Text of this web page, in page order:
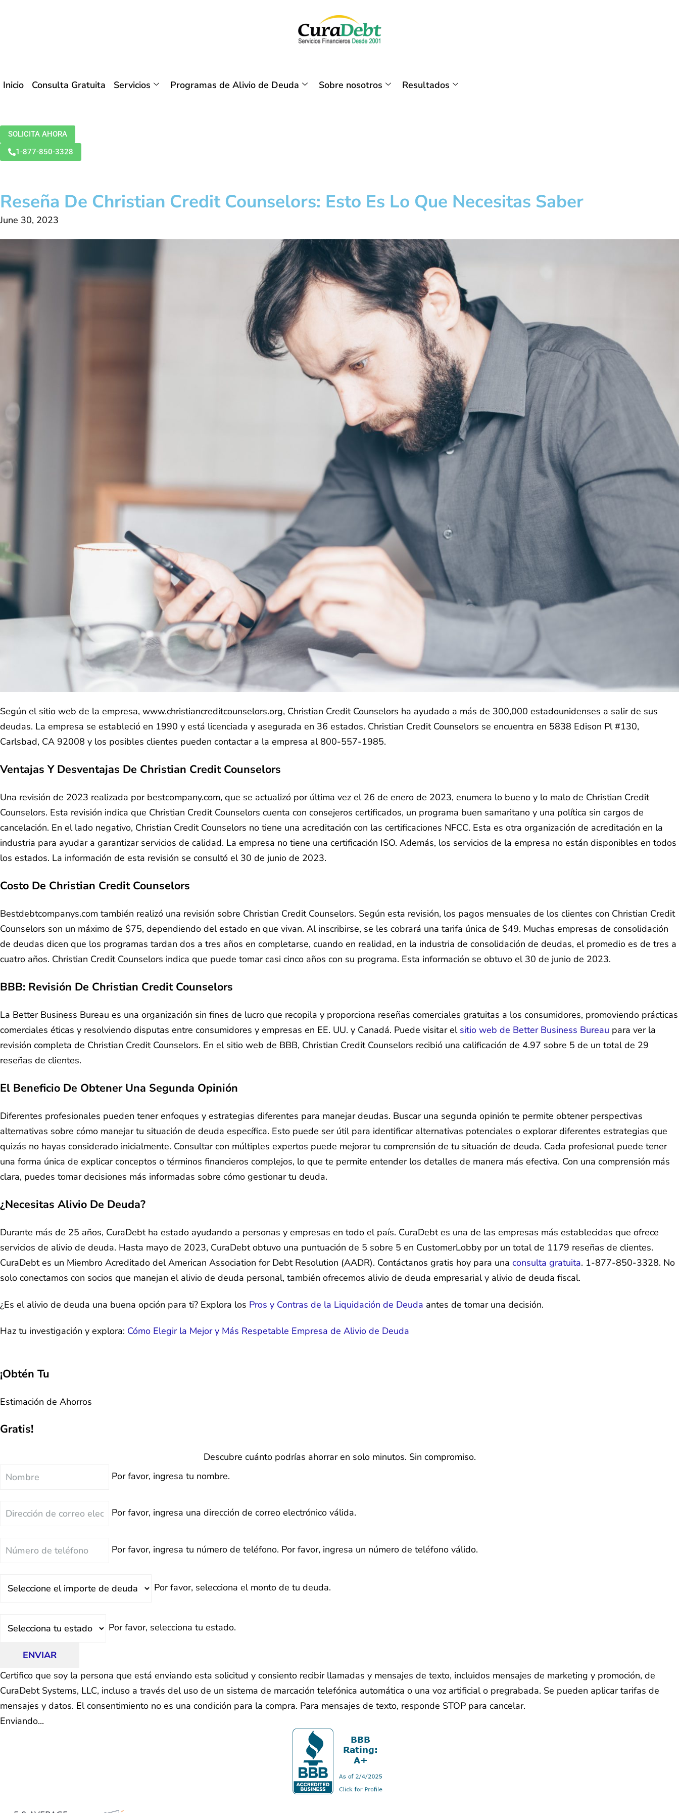
Inicio Consulta Gratuita Servicios Programas de Alivio de Deuda Sobre nosotros Resultados
SOLICITA AHORA
1-877-850-3328
Reseña De Christian Credit Counselors: Esto Es Lo Que Necesitas Saber
June 30, 2023
Según el sitio web de la empresa, www.christiancreditcounselors.org, Christian Credit Counselors ha ayudado a más de 300,000 estadounidenses a salir de sus
deudas. La empresa se estableció en 1990 y está licenciada y asegurada en 36 estados. Christian Credit Counselors se encuentra en 5838 Edison Pl #130,
Carlsbad, CA 92008 y los posibles clientes pueden contactar a la empresa al 800-557-1985.
Ventajas Y Desventajas De Christian Credit Counselors
Una revisión de 2023 realizada por bestcompany.com, que se actualizó por última vez el 26 de enero de 2023, enumera lo bueno y lo malo de Christian Credit
Counselors. Esta revisión indica que Christian Credit Counselors cuenta con consejeros certificados, un programa buen samaritano y una política sin cargos de
cancelación. En el lado negativo, Christian Credit Counselors no tiene una acreditación con las certificaciones NFCC. Esta es otra organización de acreditación en la
industria para ayudar a garantizar servicios de calidad. La empresa no tiene una certificación ISO. Además, los servicios de la empresa no están disponibles en todos
los estados. La información de esta revisión se consultó el 30 de junio de 2023.
Costo De Christian Credit Counselors
Bestdebtcompanys.com también realizó una revisión sobre Christian Credit Counselors. Según esta revisión, los pagos mensuales de los clientes con Christian Credit
Counselors son un máximo de $75, dependiendo del estado en que vivan. Al inscribirse, se les cobrará una tarifa única de $49. Muchas empresas de consolidación
de deudas dicen que los programas tardan dos a tres años en completarse, cuando en realidad, en la industria de consolidación de deudas, el promedio es de tres a
cuatro años. Christian Credit Counselors indica que puede tomar casi cinco años con su programa. Esta información se obtuvo el 30 de junio de 2023.
BBB: Revisión De Christian Credit Counselors
La Better Business Bureau es una organización sin fines de lucro que recopila y proporciona reseñas comerciales gratuitas a los consumidores, promoviendo prácticas
comerciales éticas y resolviendo disputas entre consumidores y empresas en EE. UU. y Canadá. Puede visitar el sitio web de Better Business Bureau para ver la
revisión completa de Christian Credit Counselors. En el sitio web de BBB, Christian Credit Counselors recibió una calificación de 4.97 sobre 5 de un total de 29
reseñas de clientes.
El Beneficio De Obtener Una Segunda Opinión
Diferentes profesionales pueden tener enfoques y estrategias diferentes para manejar deudas. Buscar una segunda opinión te permite obtener perspectivas
alternativas sobre cómo manejar tu situación de deuda específica. Esto puede ser útil para identificar alternativas potenciales o explorar diferentes estrategias que
quizás no hayas considerado inicialmente. Consultar con múltiples expertos puede mejorar tu comprensión de tu situación de deuda. Cada profesional puede tener
una forma única de explicar conceptos o términos financieros complejos, lo que te permite entender los detalles de manera más efectiva. Con una comprensión más
clara, puedes tomar decisiones más informadas sobre cómo gestionar tu deuda.
¿Necesitas Alivio De Deuda?
Durante más de 25 años, CuraDebt ha estado ayudando a personas y empresas en todo el país. CuraDebt es una de las empresas más establecidas que ofrece
servicios de alivio de deuda. Hasta mayo de 2023, CuraDebt obtuvo una puntuación de 5 sobre 5 en CustomerLobby por un total de 1179 reseñas de clientes.
CuraDebt es un Miembro Acreditado del American Association for Debt Resolution (AADR). Contáctanos gratis hoy para una consulta gratuita. 1-877-850-3328. No
solo conectamos con socios que manejan el alivio de deuda personal, también ofrecemos alivio de deuda empresarial y alivio de deuda fiscal.
¿Es el alivio de deuda una buena opción para ti? Explora los Pros y Contras de la Liquidación de Deuda antes de tomar una decisión.
Haz tu investigación y explora: Cómo Elegir la Mejor y Más Respetable Empresa de Alivio de Deuda
¡Obtén Tu
Estimación de Ahorros
Gratis!
Descubre cuánto podrías ahorrar en solo minutos. Sin compromiso.
Nombre
Por favor, ingresa tu nombre.
Correo
Por favor, ingresa una dirección de correo electrónico válida.
Teléfono Por favor, ingresa tu número de teléfono. Por favor, ingresa un número de teléfono válido.
Por favor, selecciona el monto de tu deuda.
Por favor, selecciona tu estado.
ENVIAR
Certifico que soy la persona que está enviando esta solicitud y consiento recibir llamadas y mensajes de texto, incluidos mensajes de marketing y promoción, de
CuraDebt Systems, LLC, incluso a través del uso de un sistema de marcación telefónica automática o una voz artificial o pregrabada. Se pueden aplicar tarifas de
mensajes y datos. El consentimiento no es una condición para la compra. Para mensajes de texto, responde STOP para cancelar.
Enviando...